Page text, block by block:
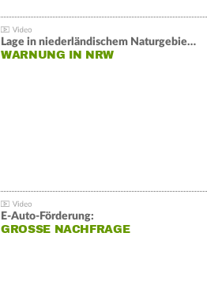
Lage in niederländischem Naturgebiet stabil
WARNUNG IN NRW
E-Auto-Förderung:
GROSSE NACHFRAGE